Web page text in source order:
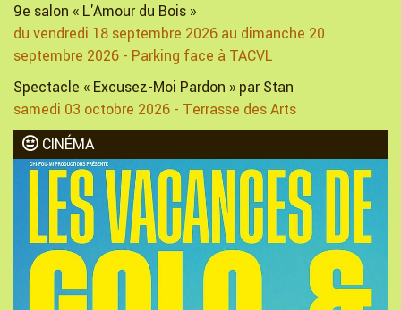
9e salon « L'Amour du Bois »
du vendredi 18 septembre 2026 au dimanche 20
septembre 2026 - Parking face à TACVL
Spectacle « Excusez-Moi Pardon » par Stan
samedi 03 octobre 2026 - Terrasse des Arts
CINÉMA